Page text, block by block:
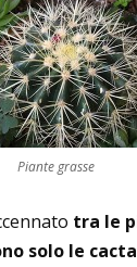
Piante grasse
tra le
solo le